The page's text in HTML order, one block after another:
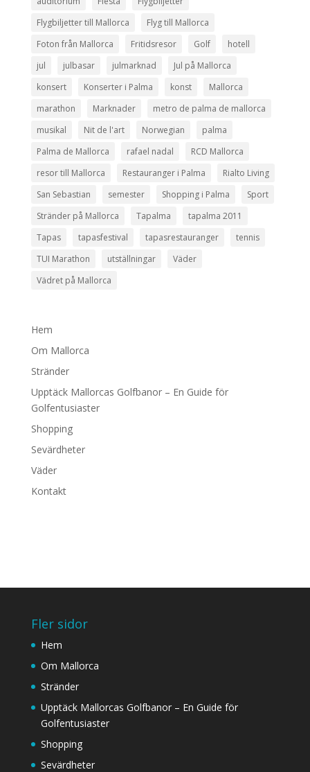
Flygbiljetter till Mallorca
Flyg till Mallorca
Foton från Mallorca
Fritidsresor Golf
hotell
jul
julbasar julmarknad
Jul på Mallorca
konsert
Konserter i Palma konst
Mallorca
marathon
Marknader
metro de palma de mallorca
musikal
Nit de l'art Norwegian
palma
Palma de Mallorca
rafael nadal
RCD Mallorca
resor till Mallorca
Restauranger i Palma
Rialto Living
San Sebastian
semester Shopping i Palma
Sport
Stränder på Mallorca
Tapalma
tapalma 2011
Tapas
tapasfestival tapasrestauranger
tennis
TUI Marathon
utställningar
Väder
Vädret på Mallorca
Hem
Om Mallorca
Stränder
Upptäck Mallorcas Golfbanor – En Guide för
Golfentusiaster
Shopping
Sevärdheter
Väder
Kontakt
Fler sidor
Hem
Om Mallorca
Stränder
Upptäck Mallorcas Golfbanor – En Guide för
Golfentusiaster
Shopping
Sevärdheter